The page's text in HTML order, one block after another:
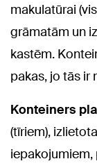
makulatūrai
grāmatām un
kastēm.
pakas, jo tās ir
Konteiners
(tīriem),